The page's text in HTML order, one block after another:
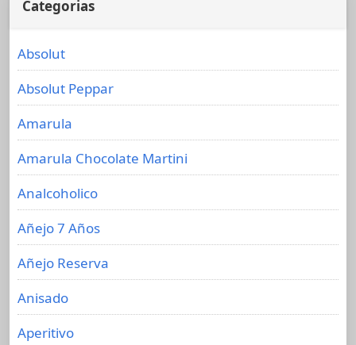
Categorias
Absolut
Absolut Peppar
Amarula
Amarula Chocolate Martini
Analcoholico
Añejo 7 Años
Añejo Reserva
Anisado
Aperitivo